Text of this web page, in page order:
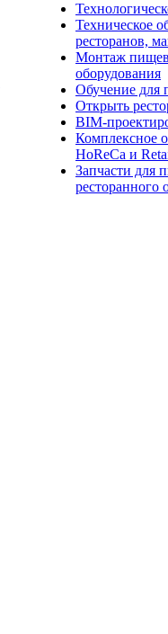
Техническое
ресторанов,
Монтаж
оборудования
Обучение для
Открыть
BIM-
Комплексное
HoReCa и
Запчасти для
ресторанного